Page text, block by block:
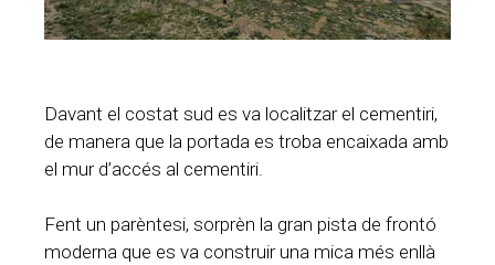
Davant el costat sud es va localitzar el cementiri,
de manera que la portada es troba encaixada amb
el mur d’accés al cementiri.
Fent un parèntesi, sorprèn la gran pista de frontó
moderna que es va construir una mica més enllà